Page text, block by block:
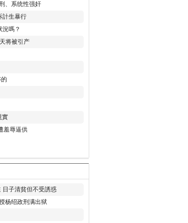
、系统性强奸
計生暴行
況嗎？
将被引产
實
羞辱逼供
日子清貧但不受誘惑
杨绍政刑满出狱